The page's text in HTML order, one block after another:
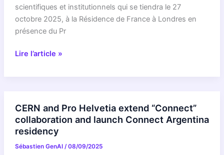
ENGRAVE
remporte
le
Into
scientifiques et institutionnels qui se tiendra le 27
octobre 2025, à la Résidence de France à Londres en
présence du Pr
Rayonnement
à
l’honneur
ses
collaborations
Lire l’article »
CERN and Pro Helvetia extend “Connect”
collaboration and launch Connect Argentina
residency
Sébastien GenAI /08/09/2025